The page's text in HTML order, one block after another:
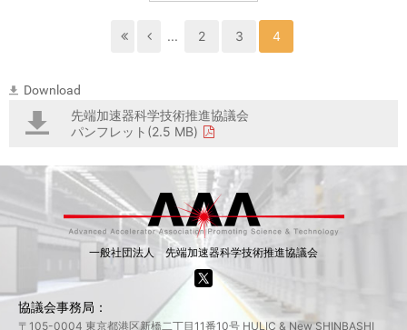
... 2 3 4
Download
先端加速器科学技術推進協議会
パンフレット(2.5 MB)
一般社団法人 先端加速器科学技術推進協議会
協議会事務局：
〒105-0004 東京都港区新橋二丁目11番10号 HULIC & New SHINBASHI